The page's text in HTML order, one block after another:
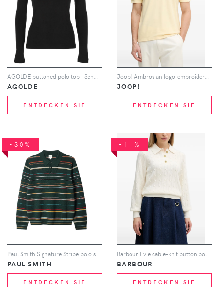
AGOLDE buttoned polo top - Schwarz
AGOLDE
ENTDECKEN SIE
Joop! Ambrosian logo-embroidered polo shirt - Gelb
JOOP!
ENTDECKEN SIE
-30%
PAUL SMITH
ENTDECKEN SIE
-11%
BARBOUR
ENTDECKEN SIE